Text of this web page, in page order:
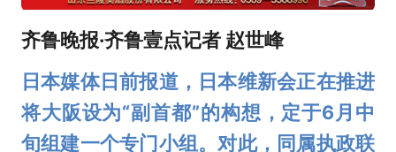
齐鲁晚报·齐鲁壹点记者 赵世峰
日本媒体日前报道，日本维新会正在推进
将大阪设为“副首都”的构想，定于6月中
旬组建一个专门小组。对此，同属执政联